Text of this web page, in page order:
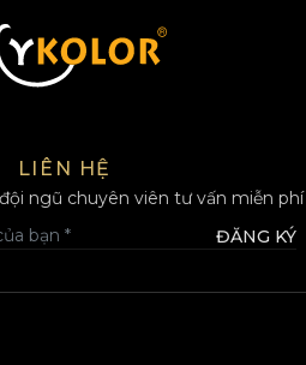
LIÊN HỆ
ngũ chuyên viên tư vấn miễn phí
ĐĂNG KÝ